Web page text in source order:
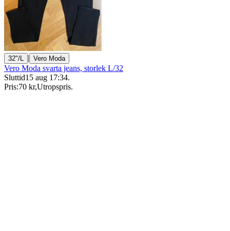
32"/L | Vero Moda
Vero Moda svarta jeans, storlek L/32
Sluttid15 aug 17:34.
Pris:70 kr,Utropspris.